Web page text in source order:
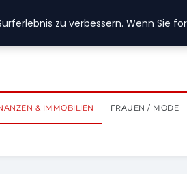
& IMMOBILIEN FRAUEN / MODE
zu verbessern. Wenn Sie